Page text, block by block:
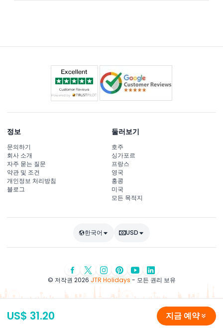
US$ 31.20 지금 예약
정보
문의하기
회사 소개
자주 묻는 질문
약관 및 조건
개인정보 처리방침
블로그
둘러보기
호주
싱가포르
프랑스
영국
홍콩
미국
모든 목적지
한국어 USD
© 저작권 2026 JTR Holidays - 모든 권리 보유